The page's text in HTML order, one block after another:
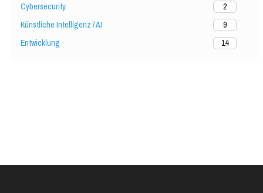
Cybersecurity
2
Künstliche Intelligenz / AI
9
Entwicklung
14